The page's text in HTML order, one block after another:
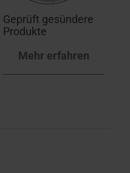
Geprüft gesündere
Produkte
Mehr erfahren